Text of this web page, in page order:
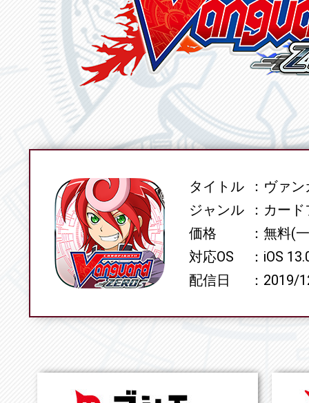
SPECタイトル
ヴァン
ジャンル
カード
価格
無料(
対応OS
iOS
配信日
2019/